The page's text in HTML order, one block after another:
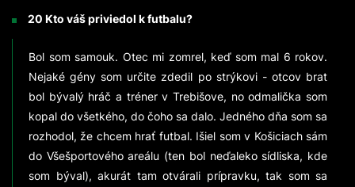
20 Kto váš priviedol k futbalu?
Bol som samouk. Otec mi zomrel, keď som mal 6 rokov.
Nejaké gény som určite zdedil po strýkovi - otcov brat
bol bývalý hráč a tréner v Trebišove, no odmalička som
kopal do všetkého, do čoho sa dalo. Jedného dňa som sa
rozhodol, že chcem hrať futbal. Išiel som v Košiciach sám
do Všešportového areálu (ten bol neďaleko sídliska, kde
som býval), akurát tam otvárali prípravku, tak som sa